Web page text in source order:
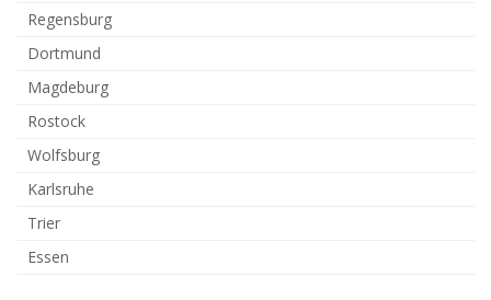
Regensburg
Dortmund
Magdeburg
Rostock
Wolfsburg
Karlsruhe
Trier
Essen